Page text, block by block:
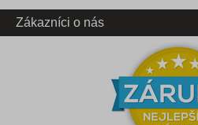
Zákazníci o nás